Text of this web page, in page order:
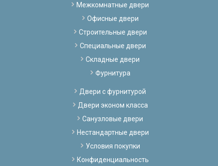
Межкомнатные двери
Офисные двери
Строительные двери
Специальные двери
Складные двери
Фурнитура
Двери с фурнитурой
Двери эконом класса
Санузловые двери
Нестандартные двери
Условия покупки
Конфиденциальность